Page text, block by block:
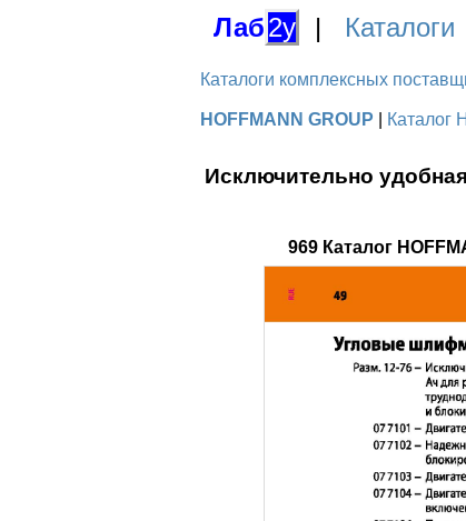
Лаб2у | Каталоги
Каталоги комплексных
HOFFMANN GROUP Каталог
Исключительно
969 Каталог